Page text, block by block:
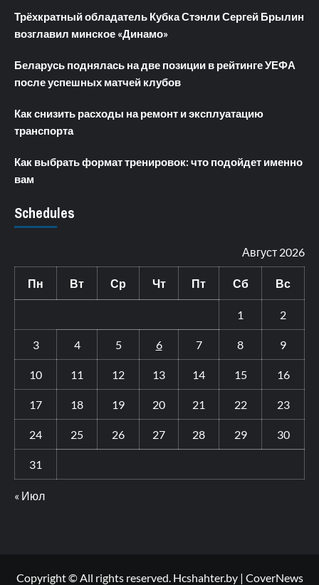
Трёхкратный обладатель Кубка Стэнли Сергей Брылин
возглавил минское «Динамо»
Беларусь поднялась на две позиции в рейтинге УЕФА
после успешных матчей клубов
Как снизить расходы на ремонт и эксплуатацию
транспорта
Как выбрать формат тренировок: что подойдет именно
вам
Schedules
Август 2026
Пн Вт Ср Чт Пт Сб Вс
1 2
3 4 5 6 7 8 9
10 11 12 13 14 15 16
17 18 19 20 21 22 23
24 25 26 27 28 29 30
31
« Июл
Copyright © All rights reserved. Hcshahter.by | CoverNews